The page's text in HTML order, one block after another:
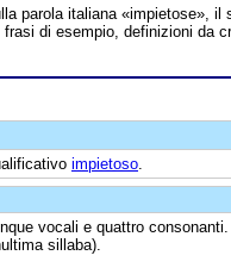
parola italiana «impietose»,
di esempio, definizioni da
impietoso
vocali e quattro
sillaba).